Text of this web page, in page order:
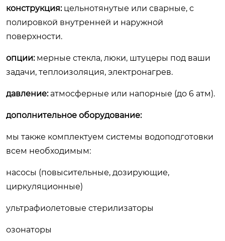
конструкция:цельнотянутые или сварные, с
полировкой внутренней и наружной
поверхности.
опции:мерные стекла, люки, штуцеры под ваши
задачи, теплоизоляция, электронагрев.
давление:атмосферные или напорные (до 6 атм).
дополнительное оборудование:
мы также комплектуем системы водоподготовки
всем необходимым:
насосы (повысительные, дозирующие,
циркуляционные)
ультрафиолетовые стерилизаторы
озонаторы